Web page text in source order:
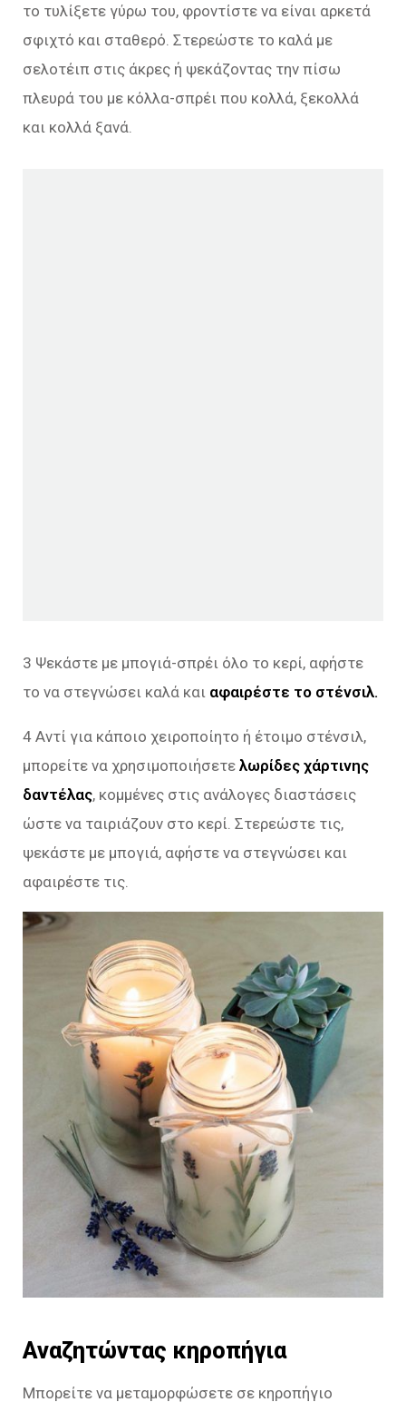
το τυλίξετε γύρω του, φροντίστε να είναι αρκετά
σφιχτό και σταθερό. Στερεώστε το καλά με
σελοτέιπ στις άκρες ή ψεκάζοντας την πίσω
πλευρά του με κόλλα-σπρέι που κολλά, ξεκολλά
και κολλά ξανά.
3 Ψεκάστε με μπογιά-σπρέι όλο το κερί, αφήστε
το να στεγνώσει καλά και αφαιρέστε το στένσιλ.
4 Αντί για κάποιο χειροποίητο ή έτοιμο στένσιλ,
μπορείτε να χρησιμοποιήσετε λωρίδες χάρτινης
δαντέλας, κομμένες στις ανάλογες διαστάσεις
ώστε να ταιριάζουν στο κερί. Στερεώστε τις,
ψεκάστε με μπογιά, αφήστε να στεγνώσει και
αφαιρέστε τις.
Αναζητώντας κηροπήγια
Μπορείτε να μεταμορφώσετε σε κηροπήγιο